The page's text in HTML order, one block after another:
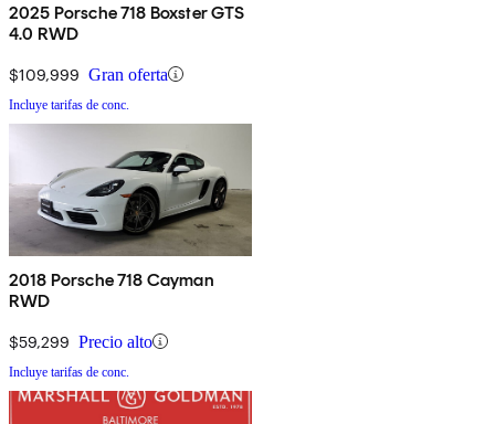
2025 Porsche 718 Boxster GTS
4.0 RWD
$109,999 Gran oferta
Incluye tarifas de conc.
2018 Porsche 718 Cayman
RWD
$59,299 Precio alto
Incluye tarifas de conc.